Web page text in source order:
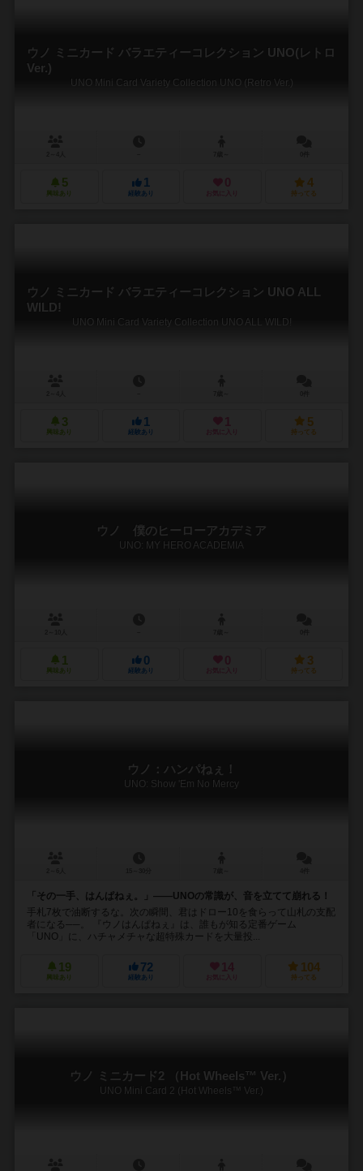
ウノ ミニカード バラエティーコレクション UNO(レトロ
Ver.)
UNO Mini Card Variety Collection UNO (Retro Ver.)
5
興味あり
1
経験あり
0
お気に入り
4
持ってる
ウノ ミニカード バラエティーコレクション UNO ALL
WILD!
UNO Mini Card Variety Collection UNO ALL WILD!
3
興味あり
1
経験あり
1
お気に入り
5
持ってる
ウノ 僕のヒーローアカデミア
UNO: MY HERO ACADEMIA
1
興味あり
0
経験あり
0
お気に入り
3
持ってる
ウノ：ハンパねぇ！
UNO: Show 'Em No Mercy
「その一手、はんぱねぇ。」——UNOの常識が、音を立てて崩れる！
手札7枚で油断するな。次の瞬間、君はドロー10を食らって山札の支配
者になる──。 『ウノはんぱねぇ』は、誰もが知る定番ゲーム
「UNO」に、ハチャメチャな超特殊カードを大量投...
19
興味あり
72
経験あり
14
お気に入り
104
持ってる
ウノ ミニカード2 （Hot Wheels™ Ver.）
UNO Mini Card 2 (Hot Wheels™ Ver.)